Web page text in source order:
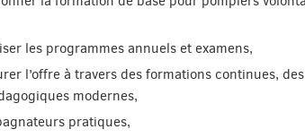
les programmes annuels et examens,
l’offre à travers des formations continues,
modernes,
pratiques,